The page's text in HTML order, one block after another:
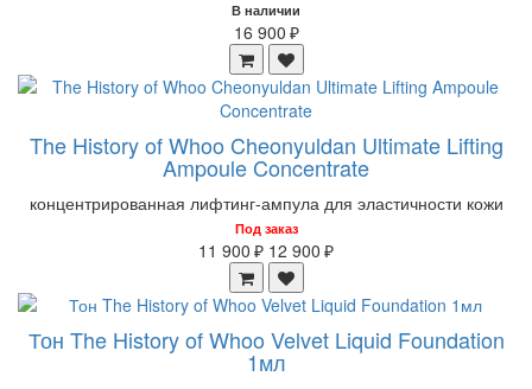
В наличии
16 900 ₽
The History of Whoo Cheonyuldan Ultimate Lifting
Ampoule Concentrate
концентрированная лифтинг-ампула для эластичности кожи
Под заказ
11 900 ₽ 12 900 ₽
Тон The History of Whoo Velvet Liquid Foundation
1мл